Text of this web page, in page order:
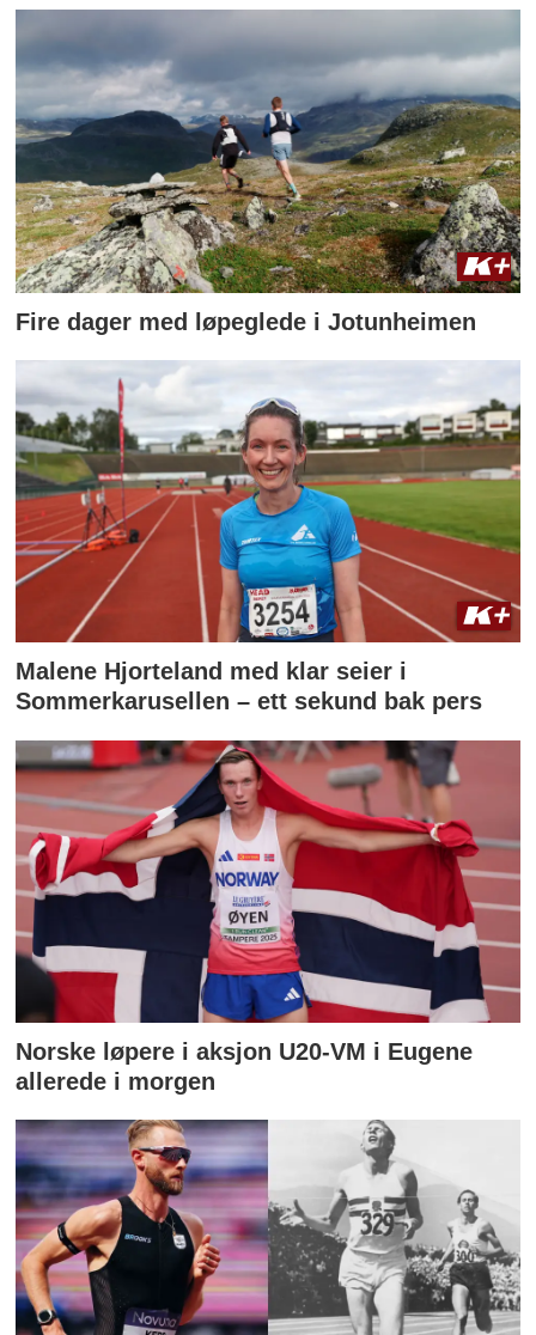
Fire dager med løpeglede i Jotunheimen
Malene Hjorteland med klar seier i
Sommerkarusellen – ett sekund bak pers
Norske løpere i aksjon U20-VM i Eugene
allerede i morgen